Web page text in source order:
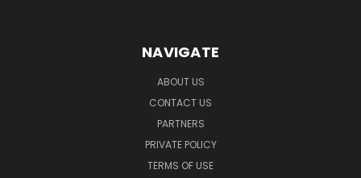
NAVIGATE
ABOUT US
CONTACT US
PARTNERS
PRIVATE POLICY
TERMS OF USE